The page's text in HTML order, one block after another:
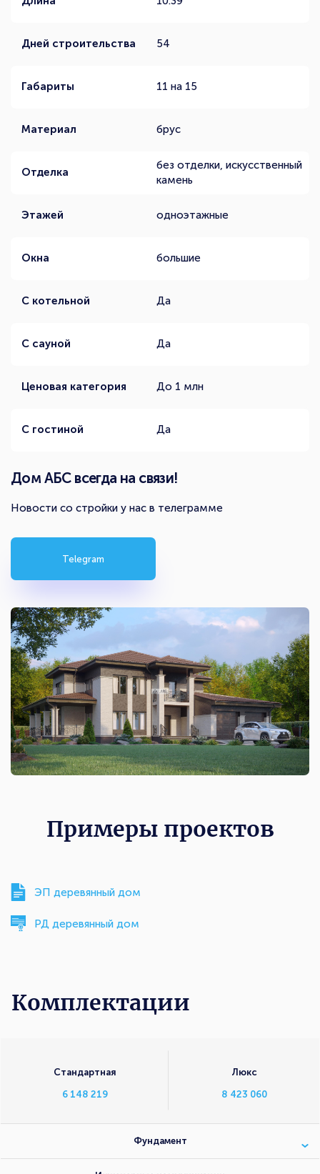
Дней строительства 54
Габариты 11 на 15
Материал брус
Отделка
без отделки, искусственный
камень
Этажей одноэтажные
Окна большие
С котельной Да
С сауной Да
Ценовая категория До 1 млн
С гостиной Да
Дом АБС всегда на связи!
Новости со стройки у нас в телеграмме
Telegram
Примеры проектов
ЭП деревянный дом
РД деревянный дом
Комплектации
Стандартная
6 148 219
Люкс
8 423 060
Фундамент